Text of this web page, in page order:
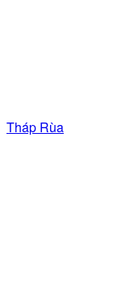
Tháp Rùa